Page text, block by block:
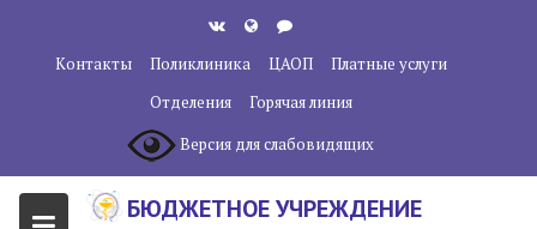
содержанию
Контакты Поликлиника ЦАОП
Платные услуги
Отделения
Горячая линия
Версия для слабовидящих
БЮДЖЕТНОЕ УЧРЕЖДЕНИЕ